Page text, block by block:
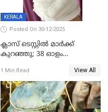
KERALA
Posted On 30-12-2025
ക്ലാസ് ടെസ്റ്റിൽ മാർക്ക്
കുറഞ്ഞു; 38 ഓളം
സെന്ററിലെ അധ്യാപകന്‍
മർദിച്ചതായി പരാതി
1 Min Read View All